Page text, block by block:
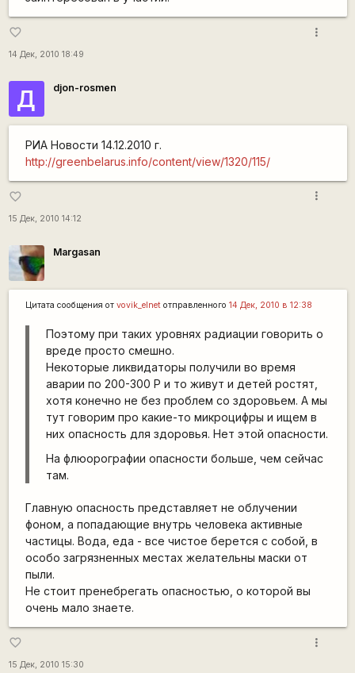
favorite_border
14 Дек, 2010 18:49
more_vert
Д djon-rosmen
РИА Новости 14.12.2010 г.
http://greenbelarus.info/content/view/1320/115/
favorite_border
15 Дек, 2010 14:12
more_vert
Margasan
Цитата сообщения от vovik_elnetотправленного 14 Дек, 2010 в 12:38
Поэтому при таких уровнях радиации говорить о
вреде просто смешно.
Некоторые ликвидаторы получили во время
аварии по 200-300 Р и то живут и детей ростят,
хотя конечно не без проблем со здоровьем. А мы
тут говорим про какие-то микроцифры и ищем в
них опасность для здоровья. Нет этой опасности.
На флюорографии опасности больше, чем сейчас
там.
Главную опасность представляет не облучении
фоном, а попадающие внутрь человека активные
частицы. Вода, еда - все чистое берется с собой, в
особо загрязненных местах желательны маски от
пыли.
Не стоит пренебрегать опасностью, о которой вы
очень мало знаете.
favorite_border
15 Дек, 2010 15:30
more_vert